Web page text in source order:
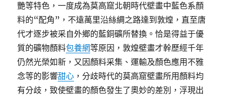
艷等特色，一度成為莫高窟北朝時代壁畫中藍色系顏
料的“配角”，不遠萬里沿絲綢之路達到敦煌，直至唐
代才逐步被采自外鄉的藍銅礦所替換。恰是得益于優
質的礦物顏料包養網等原因，敦煌壁畫才幹歷經千年
仍然光榮如新，又因顏料采集、運輸及顏色應用不雅
念等的影響甜心 ，分歧時代的莫高窟壁畫所用顏料均
有分歧，致使壁畫的顏色發生了奧妙的差別，浮現出